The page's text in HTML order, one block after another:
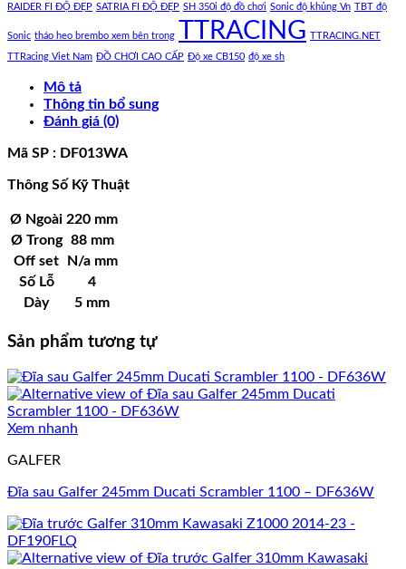
RAIDER FI ĐỘ ĐẸP SATRIA FI ĐỘ ĐẸP SH 350i độ đồ chơi Sonic độ khủng Vn TBT độ
Sonic tháo heo brembo xem bên trong TTRACING TTRACING.NET
TTRacing Viet Nam ĐỒ CHƠI CAO CẤP Độ xe CB150 độ xe sh
Mô tả
Thông tin bổ sung
Đánh giá (0)
Mã SP : DF013WA
Thông Số Kỹ Thuật
Ø Ngoài 220 mm
Ø Trong 88 mm
Off set
N/a mm
Số Lỗ
4
Dày
5 mm
Sản phẩm tương tự
Xem nhanh
GALFER
Đĩa sau Galfer 245mm Ducati Scrambler 1100 – DF636W